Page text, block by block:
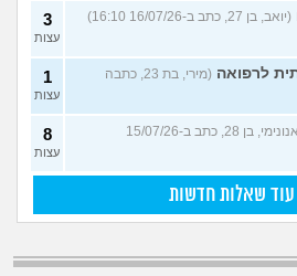
(יואב, בן 27, כתב ב-16/07/26 16:10) 3
עצות
(מירי, בת 23, כתבה
1
עצות
(אנונימי, בן 28, כתב ב-15/07/26
8
עצות
שאלות חדשות